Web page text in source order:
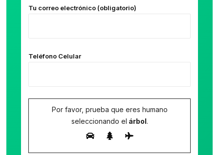
Tu correo electrónico (obligatorio)
Teléfono Celular
Por favor, prueba que eres humano
seleccionando el árbol.